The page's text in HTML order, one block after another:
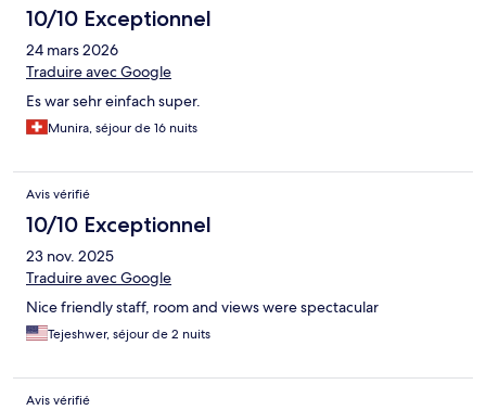
10/10 Exceptionnel
24 mars 2026
Traduire avec Google
Es war sehr einfach super.
Munira, séjour de 16 nuits
Avis vérifié
10/10 Exceptionnel
23 nov. 2025
Traduire avec Google
Nice friendly staff, room and views were spectacular
Tejeshwer, séjour de 2 nuits
Avis vérifié